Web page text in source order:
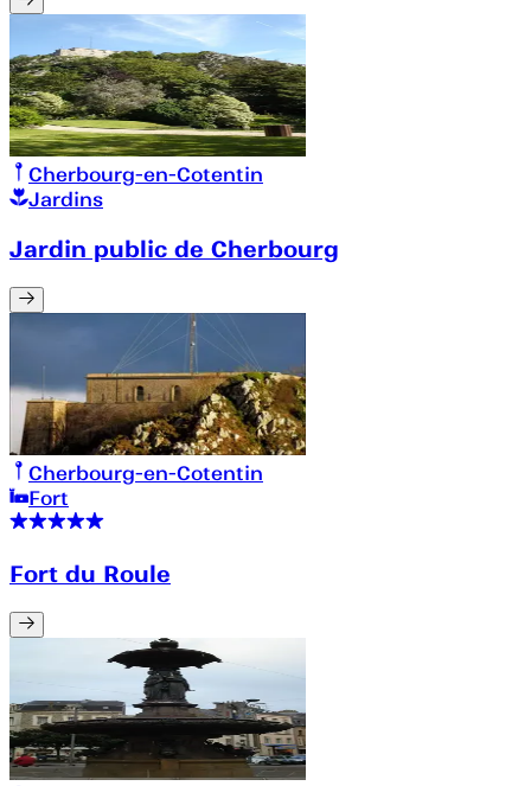
Cherbourg-en-Cotentin
Jardins
Jardin public de Cherbourg
Cherbourg-en-Cotentin
Fort
Fort du Roule